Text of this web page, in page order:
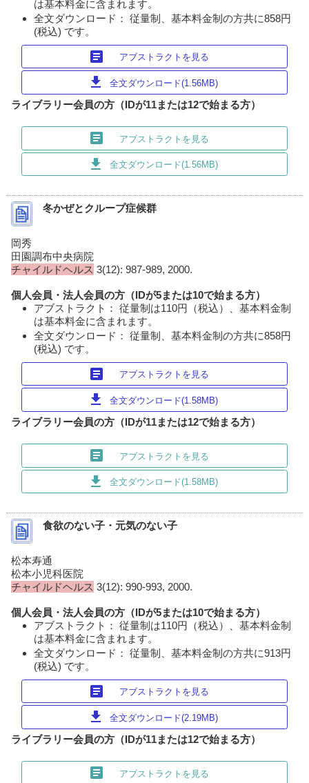
は基本料金に含まれます。
全文ダウンロード： 従量制、基本料金制の方共に858円
(税込) です。
article アブストラクトを見る
download 全文ダウンロード(1.56MB)
ライブラリー会員の方（IDが11または12で始まる方）
article アブストラクトを見る
download 全文ダウンロード(1.56MB)
冬かぜとクループ症候群
岡秀
田園調布中央病院
チャイルドヘルス 3(12): 987-989, 2000.
個人会員・法人会員の方（IDが5または10で始まる方）
アブストラクト： 従量制は110円（税込）、基本料金制
は基本料金に含まれます。
全文ダウンロード： 従量制、基本料金制の方共に858円
(税込) です。
article アブストラクトを見る
download 全文ダウンロード(1.58MB)
ライブラリー会員の方（IDが11または12で始まる方）
article アブストラクトを見る
download 全文ダウンロード(1.58MB)
食欲のない子・元気のない子
松本寿通
松本小児科医院
チャイルドヘルス 3(12): 990-993, 2000.
個人会員・法人会員の方（IDが5または10で始まる方）
アブストラクト： 従量制は110円（税込）、基本料金制
は基本料金に含まれます。
全文ダウンロード： 従量制、基本料金制の方共に913円
(税込) です。
article アブストラクトを見る
download 全文ダウンロード(2.19MB)
ライブラリー会員の方（IDが11または12で始まる方）
article アブストラクトを見る